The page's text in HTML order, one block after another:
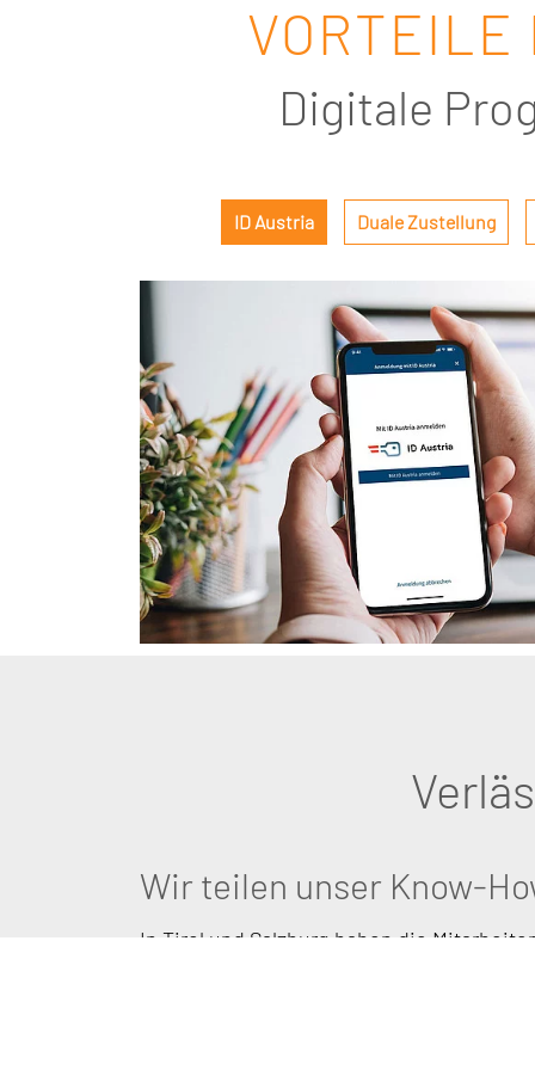
VORTEILE
Digitale
ID Austria Duale Zustellung
Wir teilen unser Know-
In Tirol und Salzburg haben die